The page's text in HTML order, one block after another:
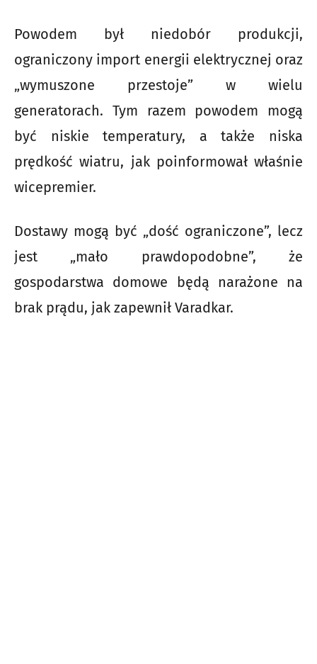
Powodem był niedobór produkcji,
ograniczony import energii elektrycznej oraz
„wymuszone przestoje” w wielu
generatorach. Tym razem powodem mogą
być niskie temperatury, a także niska
prędkość wiatru, jak poinformował właśnie
wicepremier.
Dostawy mogą być „dość ograniczone”, lecz
jest „mało prawdopodobne”, że
gospodarstwa domowe będą narażone na
brak prądu, jak zapewnił Varadkar.